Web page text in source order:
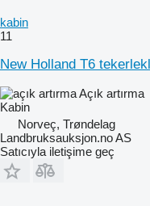
kabin
11
New Holland T6
Açık artırma
Kabin
Norveç, Trøndelag
Landbruksauksjon.no AS
Satıcıyla iletişime geç